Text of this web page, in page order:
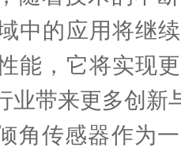
中的应用将继
能，它将实现
业带来更多创新
传感器作为一